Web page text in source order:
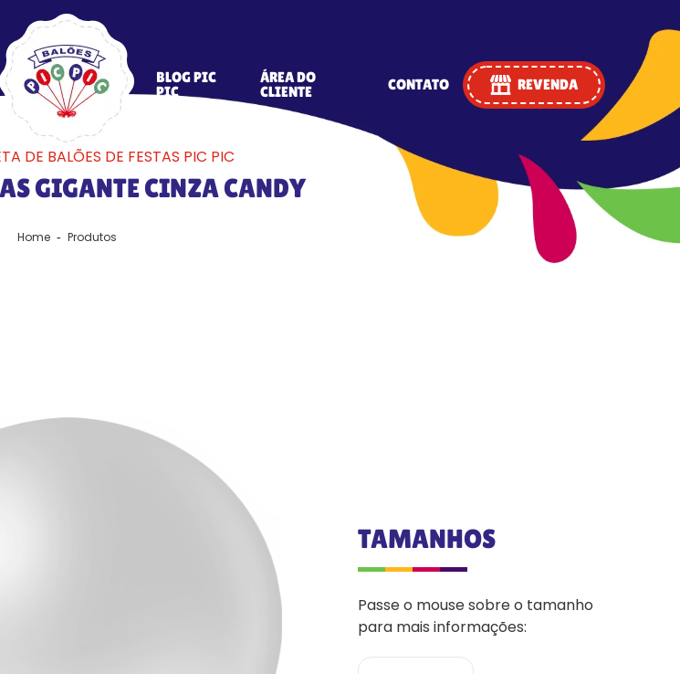
BLOG PIC
PIC
ÁREA DO
CLIENTE
CONTATO REVENDA
DE BALÕES DE FESTAS PIC PIC
GIGANTE CINZA CANDY
Home Produtos
TAMANHOS
Passe o mouse sobre o tamanho
para mais informações: